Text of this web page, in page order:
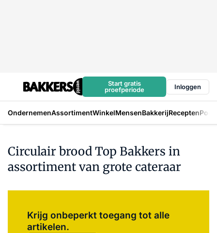
Start gratis
proefperiode
Inloggen
OndernemenAssortimentWinkelMensenBakkerijRecepten
Circulair brood Top Bakkers in
assortiment van grote cateraar
Krijg onbeperkt toegang tot alle
artikelen.